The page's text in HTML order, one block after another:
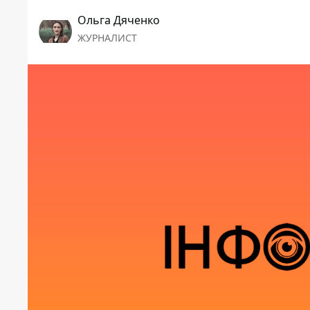
Ольга Дяченко
ЖУРНАЛИСТ